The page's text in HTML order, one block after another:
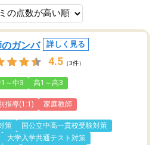
ガンバ 詳しく見る
4.5 （3件）
～中3 高1～高3
指導(1:1) 家庭教師
策
国公立中高一貫校受験対策
大学入学共通テスト対策